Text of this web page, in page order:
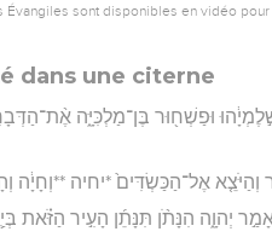
Évangiles sont disponibles en vidéo pour
dans une citerne
וּפַשְׁח֖וּר בֶּן־מַלְכִּיָּ֑ה
אֶל־הַכַּשְׂדִּים֙ *יחיה **וְחָיָ֔ה
יְהוָ֑ה הִנָּתֹ֨ן תִּנָּתֵ֜ן הָעִ֣יר הַזֹּ֗את